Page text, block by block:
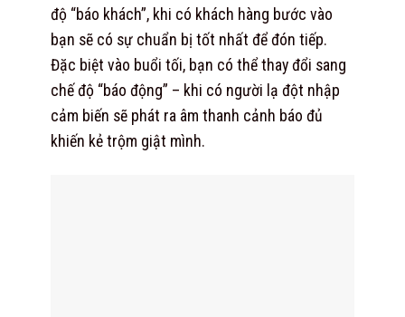
độ “báo khách”, khi có khách hàng bước vào
bạn sẽ có sự chuẩn bị tốt nhất để đón tiếp.
Đặc biệt vào buổi tối, bạn có thể thay đổi sang
chế độ “báo động” – khi có người lạ đột nhập
cảm biến sẽ phát ra âm thanh cảnh báo đủ
khiến kẻ trộm giật mình.